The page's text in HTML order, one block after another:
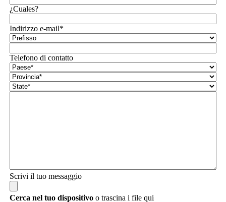
¿Cuales?
Indirizzo e-mail*
Telefono di contatto
Scrivi il tuo messaggio
Cerca nel tuo dispositivoo trascina i file qui